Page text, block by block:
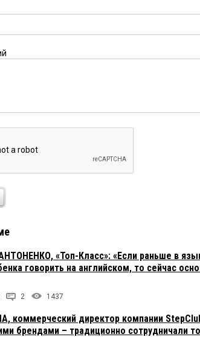
«Топ-Класс»: «Если раньше в
говорить на английском, то сейчас
2 1437
коммерческий директор компании
брендами – традиционно сотрудничали